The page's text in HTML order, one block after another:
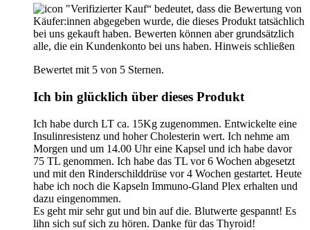
"Verifizierter Kauf“ bedeutet, dass die Bewertung von
Käufer:innen abgegeben wurde, die dieses Produkt tatsächlich
bei uns gekauft haben. Bewerten können aber grundsätzlich
alle, die ein Kundenkonto bei uns haben. Hinweis schließen
Bewertet mit 5 von 5 Sternen.
Ich bin glücklich über dieses Produkt
Ich habe durch LT ca. 15Kg zugenommen. Entwickelte eine
Insulinresistenz und hoher Cholesterin wert. Ich nehme am
Morgen und um 14.00 Uhr eine Kapsel und ich habe davor
75 TL genommen. Ich habe das TL vor 6 Wochen abgesetzt
und mit den Rinderschilddrüse vor 4 Wochen gestartet. Heute
habe ich noch die Kapseln Immuno-Gland Plex erhalten und
dazu eingenommen.
Es geht mir sehr gut und bin auf die. Blutwerte gespannt! Es
lihn sich suf sich zu hören. Danke für das Thyroid!